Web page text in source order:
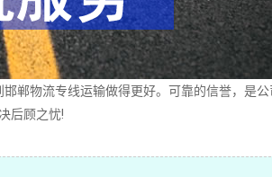
郸物流专线运输做得更好。可靠的信誉，是公
后顾之忧!